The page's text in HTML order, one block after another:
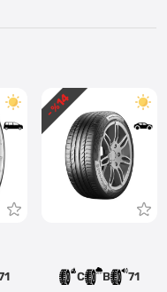
C B 71
- %
14